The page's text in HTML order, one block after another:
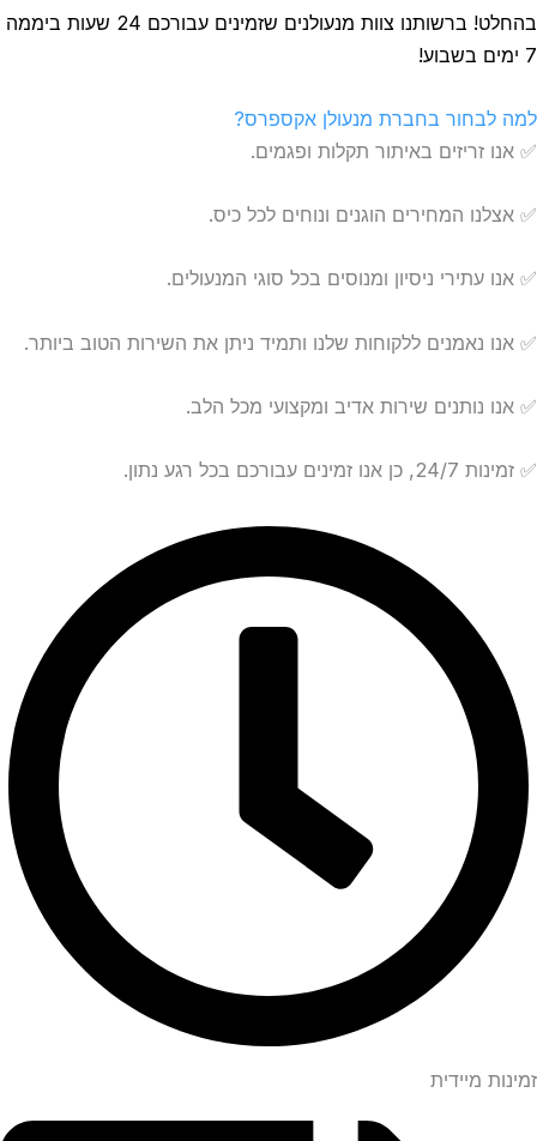
בהחלט! ברשותנו צוות מנעולנים שזמינים עבורכם 24 שעות ביממה
7 ימים בשבוע!
למה לבחור בחברת מנעולן אקספרס?
✅ אנו זריזים באיתור תקלות ופגמים.
✅ אצלנו המחירים הוגנים ונוחים לכל כיס.
✅ אנו עתירי ניסיון ומנוסים בכל סוגי המנעולים.
✅ אנו נאמנים ללקוחות שלנו ותמיד ניתן את השירות הטוב ביותר.
✅ אנו נותנים שירות אדיב ומקצועי מכל הלב.
✅ זמינות 24/7, כן אנו זמינים עבורכם בכל רגע נתון.
זמינות מיידית